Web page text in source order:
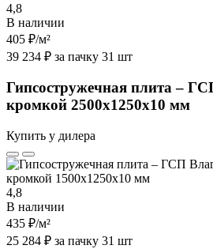
4,8
В наличии
405 ₽/м²
39 234 ₽ за пачку 31 шт
Гипсостружечная плита –
кромкой 2500х1250х10 мм
Купить у дилера
4,8
В наличии
435 ₽/м²
25 284 ₽ за пачку 31 шт